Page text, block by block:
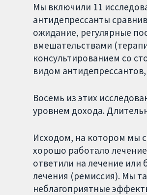
Мы включили 11
антидепрессанты
ожидание, регулярные
вмешательствами
консультированием со
видом
Восемь из этих
уровнем дохода.
Исходом, на котором мы
хорошо работало
ответили на лечение
лечения (ремиссия). Мы
неблагоприятные